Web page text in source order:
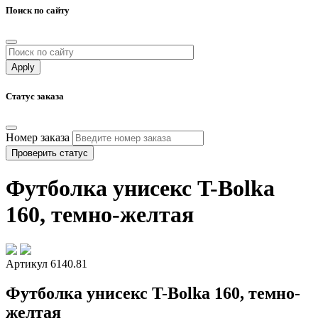
Поиск по сайту
Статус заказа
Номер заказа
Проверить статус
Футболка унисекс T-Bolka
160, темно-желтая
Артикул 6140.81
Футболка унисекс T-Bolka 160, темно-
желтая